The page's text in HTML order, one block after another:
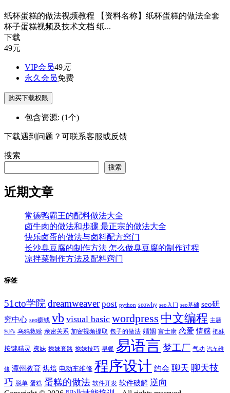
纸杯蛋糕的做法视频教程 【资料名称】纸杯蛋糕的做法全套
杯子蛋糕视频及技术文档 纸...
下载
49元
VIP会员49元
永久会员免费
购买下载权限
包含资源: (1个)
下载遇到问题？可联系客服或反馈
搜索
搜索
近期文章
常德鸭霸王的配料做法大全
卤牛肉的做法和步骤 最正宗的做法大全
快乐卤蛋的做法与卤料配方窍门
长沙臭豆腐的制作方法 怎么做臭豆腐的制作过程
凉拌菜制作方法及配料窍门
标签
51cto学院dreamweaver post python seowhy seo入门 seo基础 seo研
究中心 seo赚钱 vb visual basic wordpress 中文编程 主题
制作 乌鸦救赎 亲密关系 加密视频提取 包子的做法 婚姻 富士康 恋爱 情感 把妹
按键精灵 撩妹 撩妹套路 撩妹技巧 早餐 易语言 梦工厂 气功 汽车维
修 潭州教育 烘焙 电动车维修 程序设计 约会 聊天 聊天技
巧 脱单 蛋糕 蛋糕的做法 软件开发 软件破解 逆向